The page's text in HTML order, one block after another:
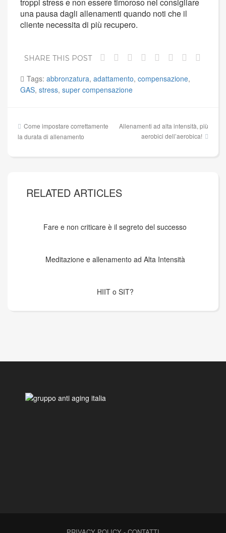
una pausa dagli allenamenti quando noti che il
cliente necessita di più recupero.
SHARE THIS POST
Tags: abbronzatura, adattamento, compensazione,
GAS, stress, super compensazione
Navigazione
articoli
Come impostare correttamente
la durata di allenamento
Allenamenti ad alta intensità, più
aerobici dell’aerobica!
RELATED ARTICLES
Fare e non criticare è il segreto del successo
Meditazione e allenamento ad Alta Intensità
HIIT o SIT?